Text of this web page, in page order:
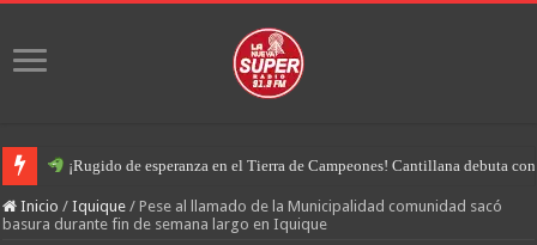
¡Rugido de esperanza en el Tierra de Campeones! Cantillana debuta
Inicio / Iquique / Pese al llamado de la Municipalidad comunidad sacó
basura durante fin de semana largo en Iquique